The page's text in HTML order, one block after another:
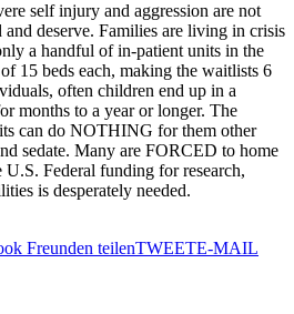
self injury and aggression are not
deserve. Families are living in crisis
a handful of in-patient units in the
15 beds each, making the waitlists 6
often children end up in a
months to a year or longer. The
can do NOTHING for them other
sedate. Many are FORCED to home
Federal funding for research,
is desperately needed.
Freunden teilenTWEETE-MAIL